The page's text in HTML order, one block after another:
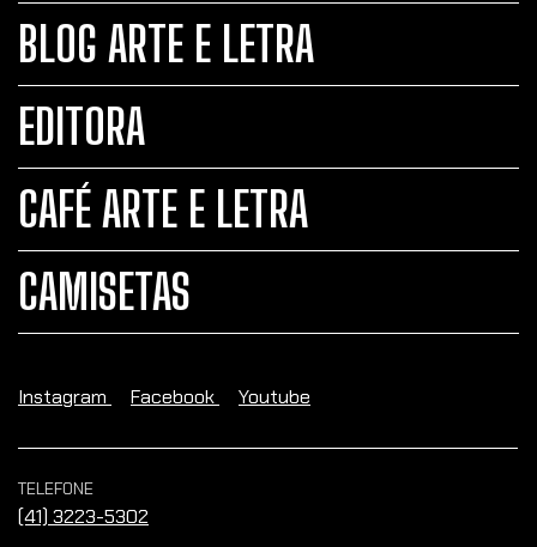
BLOG ARTE E LETRA
EDITORA
CAFÉ ARTE E LETRA
CAMISETAS
Instagram Facebook Youtube
TELEFONE
(41) 3223-5302